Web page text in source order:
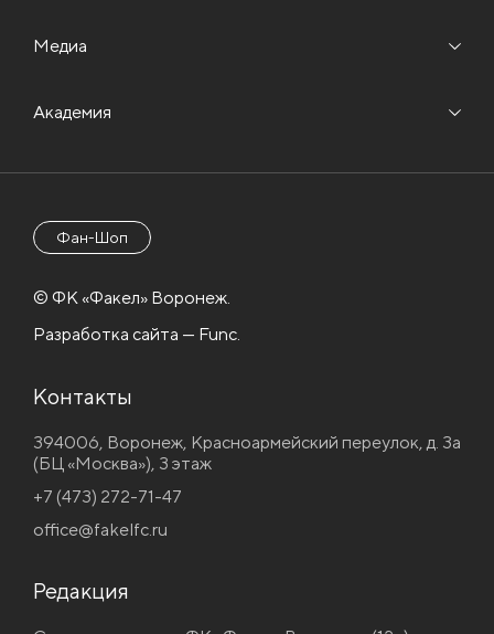
Медиа
Академия
Фан-Шоп
© ФК «Факел» Воронеж.
Разработка сайта — Func.
Контакты
394006, Воронеж, Красноармейский переулок, д. 3а
(БЦ «Москва»), 3 этаж
+7 (473) 272-71-47
office@fakelfc.ru
Редакция